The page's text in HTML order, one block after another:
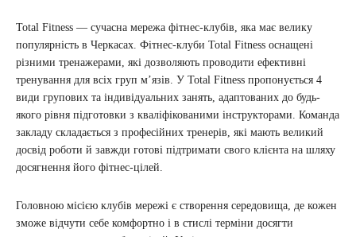
Total Fitness — сучасна мережа фітнес-клубів, яка має велику
популярність в Черкасах. Фітнес-клуби Total Fitness оснащені
різними тренажерами, які дозволяють проводити ефективні
тренування для всіх груп м’язів. У Total Fitness пропонується 4
види групових та індивідуальних занять, адаптованих до будь-
якого рівня підготовки з кваліфікованими інструкторами. Команда
закладу складається з професійних тренерів, які мають великий
досвід роботи й завжди готові підтримати свого клієнта на шляху
досягнення його фітнес-цілей.
Головною місією клубів мережі є створення середовища, де кожен
зможе відчути себе комфортно і в стислі терміни досягти